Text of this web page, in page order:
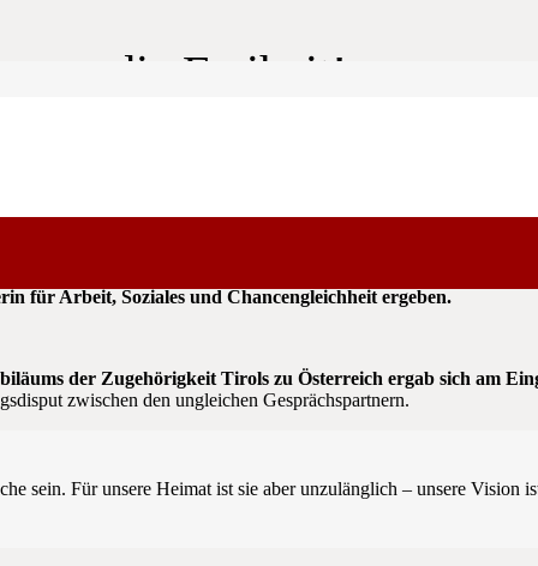
uns die Freiheit!
für Arbeit, Soziales und Chancengleichheit ergeben.
der Zugehörigkeit Tirols zu Österreich ergab sich am
zwischen den ungleichen Gesprächspartnern.
sein. Für unsere Heimat ist sie aber unzulänglich – unsere Vision